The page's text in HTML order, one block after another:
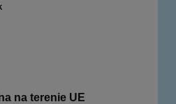
na terenie UE